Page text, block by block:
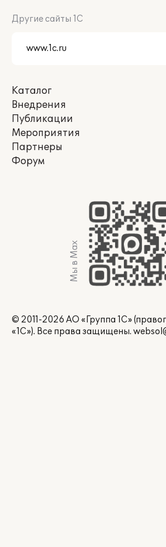
Другие сайты 1С
Каталог
Внедрения
Публикации
Мероприятия
Партнеры
Форум
Мы в Max
© 2011-2026 АО «Группа 1С»
«1С»). Все права защищены.